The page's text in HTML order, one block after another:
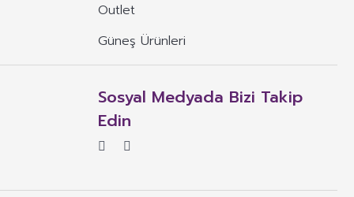
Outlet
Güneş Ürünleri
Sosyal Medyada Bizi Takip
Edin